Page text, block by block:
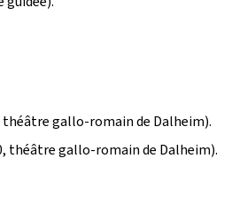
théâtre gallo-romain de Dalheim).
théâtre gallo-romain de Dalheim).